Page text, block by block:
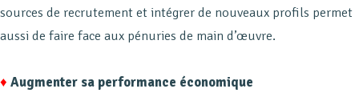
sources de recrutement et intégrer de nouveaux profils permet
aussi de faire face aux pénuries de main d’œuvre.
♦ Augmenter sa performance économique